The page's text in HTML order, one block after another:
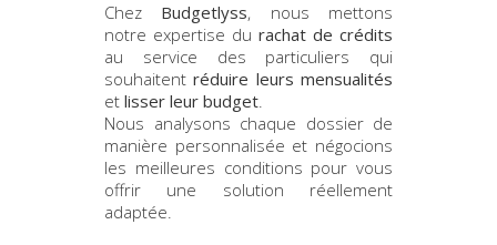
Chez Budgetlyss, nous mettons
notre expertise du rachat de crédits
au service des particuliers qui
souhaitentréduire leurs mensualités
et lisser leur budget.
Nous analysons chaque dossier de
manière personnalisée et négocions
les meilleures conditions pour vous
offrir une solution réellement
adaptée.